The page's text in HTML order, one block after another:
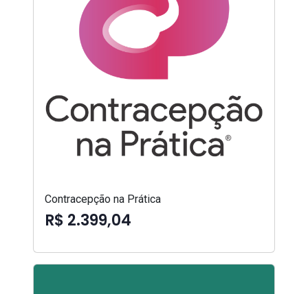
Contracepção na Prática
R$ 2.399,04